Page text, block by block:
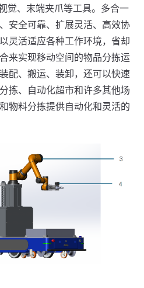
觉、末端夹爪等工具。多合一
安全可靠、扩展灵活、高效协
灵活适应各种工作环境，省却
来实现移动空间的物品分拣运
配、搬运、装卸，还可以快速
拣、自动化超市和许多其他场
物料分拣提供自动化和灵活的